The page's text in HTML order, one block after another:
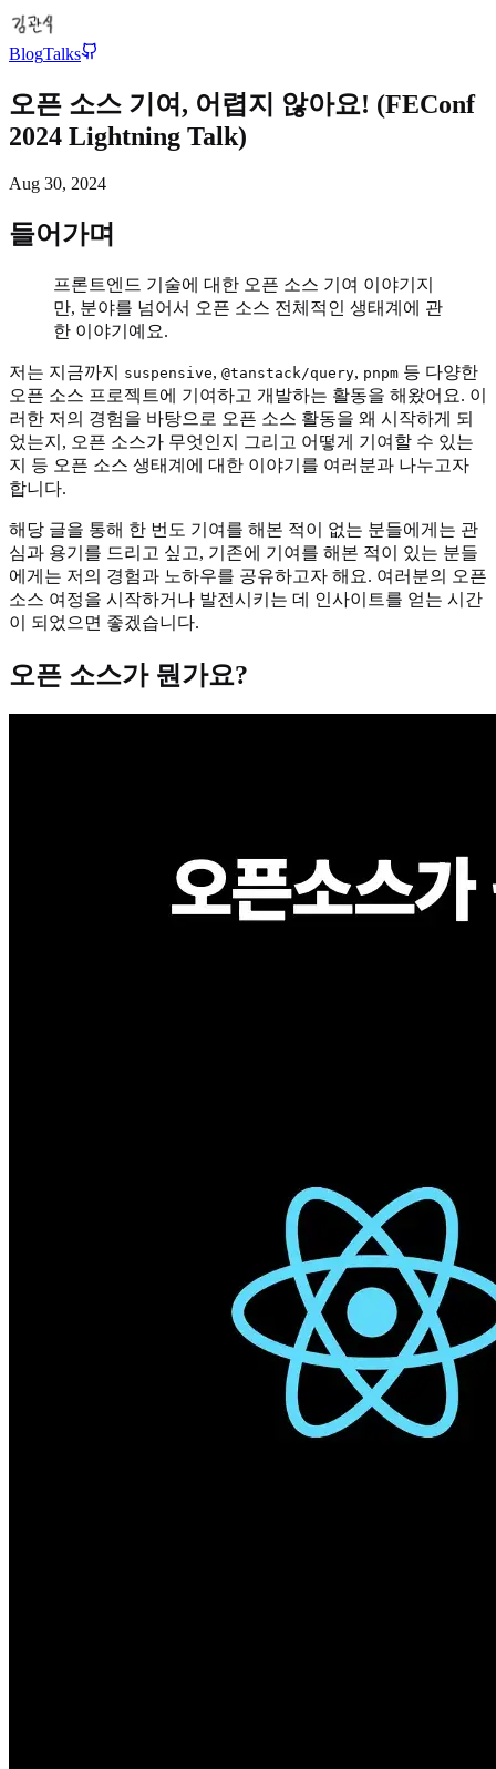
BlogTalks
오픈 소스 기여, 어렵지 않아요! (FEConf
2024 Lightning Talk)
Aug 30, 2024
들어가며
프론트엔드 기술에 대한 오픈 소스 기여 이야기지
만, 분야를 넘어서 오픈 소스 전체적인 생태계에 관
한 이야기예요.
저는 지금까지 suspensive, @tanstack/query, pnpm 등 다양한
오픈 소스 프로젝트에 기여하고 개발하는 활동을 해왔어요. 이
러한 저의 경험을 바탕으로 오픈 소스 활동을 왜 시작하게 되
었는지, 오픈 소스가 무엇인지 그리고 어떻게 기여할 수 있는
지 등 오픈 소스 생태계에 대한 이야기를 여러분과 나누고자
합니다.
해당 글을 통해 한 번도 기여를 해본 적이 없는 분들에게는 관
심과 용기를 드리고 싶고, 기존에 기여를 해본 적이 있는 분들
에게는 저의 경험과 노하우를 공유하고자 해요. 여러분의 오픈
소스 여정을 시작하거나 발전시키는 데 인사이트를 얻는 시간
이 되었으면 좋겠습니다.
오픈 소스가 뭔가요?